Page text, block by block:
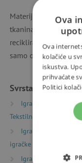
Materijal: organski
tkanina, otisnuta
reciklirano
samo obrišite
Svrstano u
Igračke prema vrsti
Tekstilne knjižice za
Igračke prema vrsti
igračke
Igračke prema
Ova
Ova
kolačiće u
iskustva.
prihvaćate
Politici